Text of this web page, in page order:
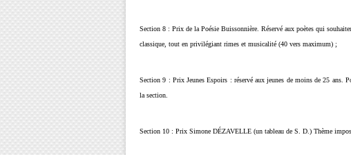
Section 8 : Prix de la Poésie Buissonnière. Réservé aux poètes qui
classique, tout en privilégiant rimes et musicalité (40 vers maximum) ;
Section 9 : Prix Jeunes Espoirs : réservé aux jeunes de moins de 25 ans.
la section.
Section 10 : Prix Simone DÉZAVELLE (un tableau de S. D.) Thème